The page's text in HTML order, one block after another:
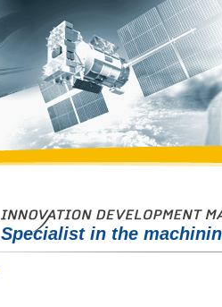
Specialist in the